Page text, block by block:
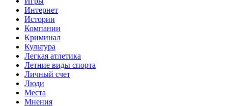
Интернет
Истории
Компании
Криминал
Культура
Легкая атлетика
Летние виды спорта
Личный счет
Люди
Места
Мнения